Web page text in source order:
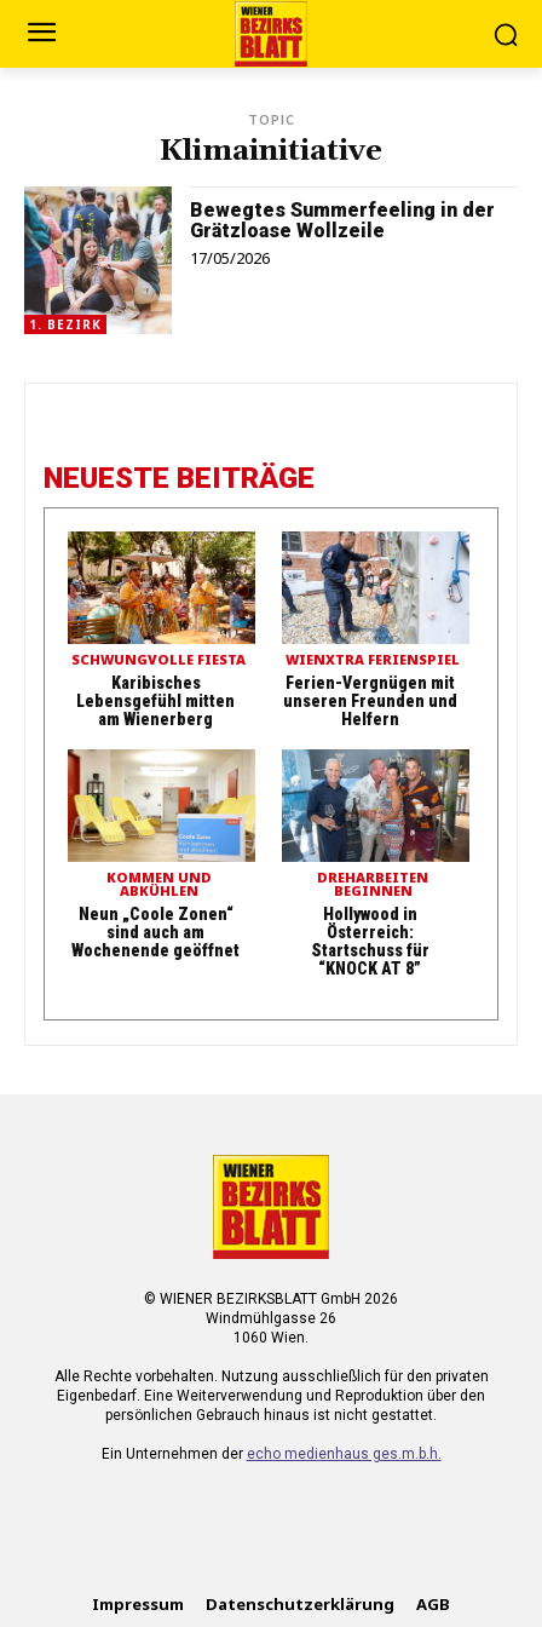
TOPIC
Klimainitiative
1. BEZIRK
Bewegtes Summerfeeling in der
Grätzloase Wollzeile
17/05/2026
NEUESTE BEITRÄGE
SCHWUNGVOLLE FIESTA
Karibisches
Lebensgefühl mitten
am Wienerberg
WIENXTRA FERIENSPIEL
Ferien-Vergnügen mit
unseren Freunden und
Helfern
KOMMEN UND
ABKÜHLEN
Neun „Coole Zonen“
sind auch am
Wochenende geöffnet
DREHARBEITEN
BEGINNEN
Hollywood in
Österreich:
Startschuss für
“KNOCK AT 8”
© WIENER BEZIRKSBLATT GmbH 2026
Windmühlgasse 26
1060 Wien.
Alle Rechte vorbehalten. Nutzung ausschließlich für den privaten
Eigenbedarf. Eine Weiterverwendung und Reproduktion über den
persönlichen Gebrauch hinaus ist nicht gestattet.
Ein Unternehmen der echo medienhaus ges.m.b.h.
Impressum Datenschutzerklärung AGB